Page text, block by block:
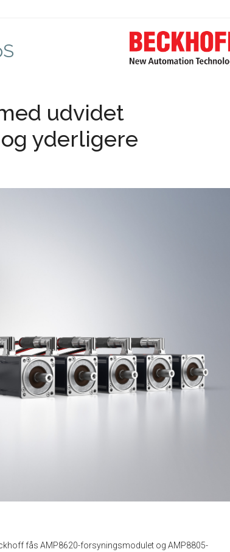
udvidet
yderligere
fås AMP8620-forsyningsmodulet og AMP8805-